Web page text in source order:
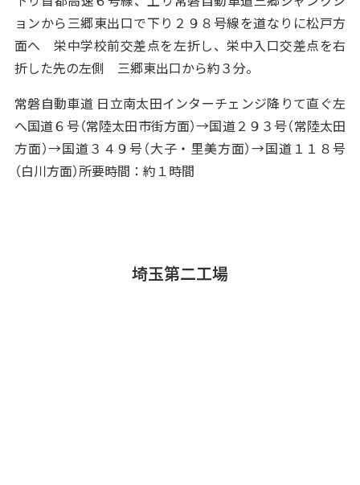
ョンから三郷東出口で下り２９８号線を道なりに松戸方
面へ 栄中学校前交差点を左折し、栄中入口交差点を右
折した先の左側 三郷東出口から約３分。
常磐自動車道 日立南太田インターチェンジ降りて直ぐ左
へ国道６号（常陸太田市街方面）→国道２９３号（常陸太田
方面）→国道３４９号（大子・里美方面）→国道１１８号
（白川方面）所要時間：約１時間
埼玉第二工場